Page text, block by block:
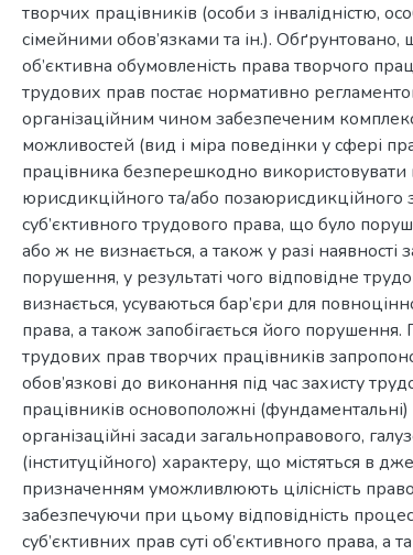
творчих працівників (особи з інвалідністю,
сімейними обов’язками та ін.). Обґрунтовано,
об’єктивна обумовленість права творчого
трудових прав постає нормативно
організаційним чином забезпеченим
можливостей (вид і міра поведінки у сфері
працівника безперешкодно
юрисдикційного та/або позаюрисдикційного
суб’єктивного трудового права, що було
або ж не визнається, а також у разі наявності
порушення, у результаті чого відповідне
визнається, усуваються бар’єри для
права, а також запобігається його
трудових прав творчих працівників
обов’язкові до виконання під час захисту
працівників основоположні (фундаментальні)
організаційні засади загальноправового,
(інституційного) характеру, що містяться в
призначенням уможливлюють цілісність
забезпечуючи при цьому відповідність
суб’єктивних прав суті об’єктивного права, а